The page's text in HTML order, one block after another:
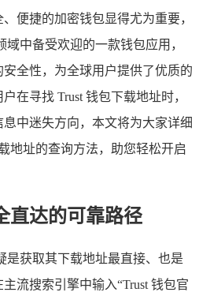
便捷的加密钱包显得尤为重要，
域中备受欢迎的一款钱包应用，
全性，为全球用户提供了优质的
在寻找 Trust 钱包下载地址时，
中迷失方向，本文将为大家详细
地址的查询方法，助您轻松开启
直达的可靠路径
是获取其下载地址最直接、也是
流搜索引擎中输入“Trust 钱包官